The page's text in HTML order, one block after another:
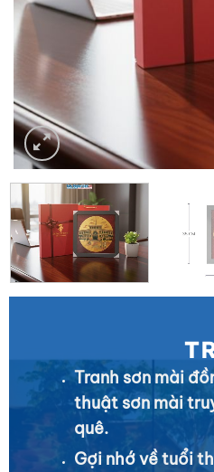
Tranh sơn mài
thuật sơn mài
quê.
Gợi nhớ về tuổi